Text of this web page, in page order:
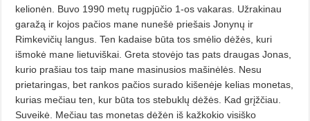
kelionėn. Buvo 1990 metų rugpjūčio 1-os vakaras. Užrakinau
garažą ir kojos pačios mane nunešė priešais Jonynų ir
Rimkevičių langus. Ten kadaise būta tos smėlio dėžės, kuri
išmokė mane lietuviškai. Greta stovėjo tas pats draugas Jonas,
kurio prašiau tos taip mane masinusios mašinėlės. Nesu
prietaringas, bet rankos pačios surado kišenėje kelias monetas,
kurias mečiau ten, kur būta tos stebuklų dėžės. Kad grįžčiau.
Suveikė. Mečiau tas monetas dėžėn iš kažkokio visiško